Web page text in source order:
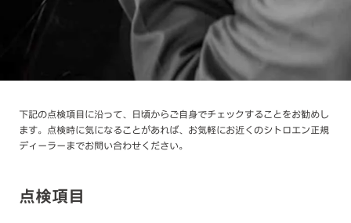
下記の点検項目に沿って、日頃からご自身でチェックすることをお勧めし
ます。点検時に気になることがあれば、お気軽にお近くのシトロエン正規
ディーラーまでお問い合わせください。
点検項目